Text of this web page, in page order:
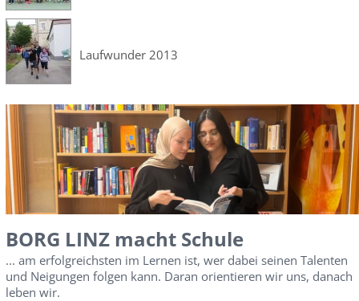
Laufwunder 2013
BORG LINZ macht Schule
... am erfolgreichsten im Lernen ist, wer dabei seinen Talenten
und Neigungen folgen kann. Daran orientieren wir uns, danach
leben wir.